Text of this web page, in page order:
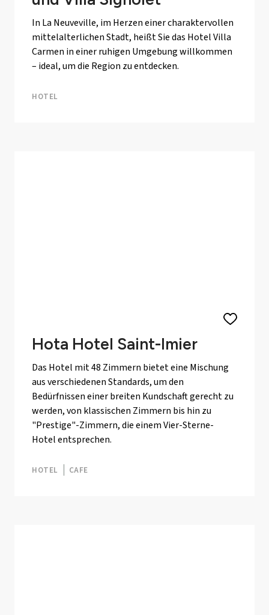
In La Neuveville, im Herzen einer charaktervollen
mittelalterlichen Stadt, heißt Sie das Hotel Villa
Carmen in einer ruhigen Umgebung willkommen
– ideal, um die Region zu entdecken.
HOTEL
Hota Hotel Saint-Imier
Das Hotel mit 48 Zimmern bietet eine Mischung
aus verschiedenen Standards, um den
Bedürfnissen einer breiten Kundschaft gerecht zu
werden, von klassischen Zimmern bis hin zu
"Prestige"-Zimmern, die einem Vier-Sterne-
Hotel entsprechen.
HOTEL CAFE